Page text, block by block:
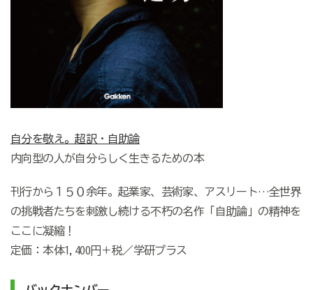
自分を敬え。超訳・自助論
内向型の人が自分らしく生きるための本
刊行から１５０余年。起業家、芸術家、アスリート…全世界
の挑戦者たちを刺激し続ける不朽の名作「自助論」の精神を
ここに凝縮！
定価：本体1,400円＋税／学研プラス